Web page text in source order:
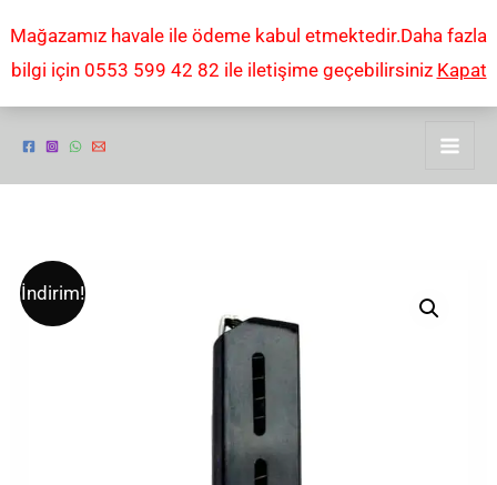
Mağazamız havale ile ödeme kabul etmektedir.Daha fazla
bilgi için 0553 599 42 82 ile iletişime geçebilirsiniz Kapat
İndirim!
₺900,00.
andaki
fiyat:
₺500,00.
Mab
7.65